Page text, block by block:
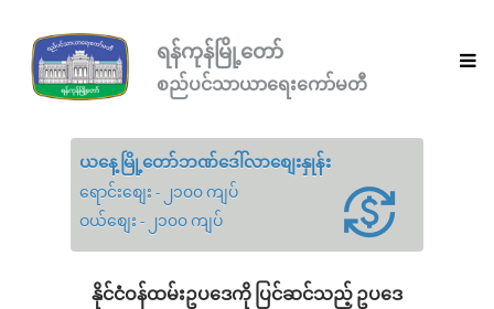
ရန်ကုန်မြို့တော်
စည်ပင်သာယာရေးကော်မတီ
ယနေ့မြို့တော်ဘဏ်ဒေါ်လာစျေးနှုန်း
ရောင်းစျေး - ၂၁၀၀ ကျပ်
ဝယ်စျေး - ၂၁၀၀ ကျပ်
နိုင်ငံဝန်ထမ်းဥပဒေကို ပြင်ဆင်သည့် ဥပဒေ